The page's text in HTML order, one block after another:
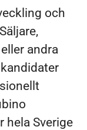
och
andra
hela Sverige